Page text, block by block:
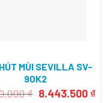
MÙI SEVILLA SV-
90K2
₫ Giá
8.443.500 ₫